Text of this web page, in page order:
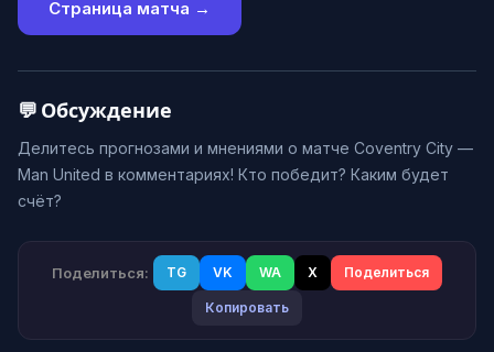
Страница матча →
💬 Обсуждение
Делитесь прогнозами и мнениями о матче Coventry City —
Man United в комментариях! Кто победит? Каким будет
счёт?
Поделиться: TG VK WA X Поделиться
Копировать